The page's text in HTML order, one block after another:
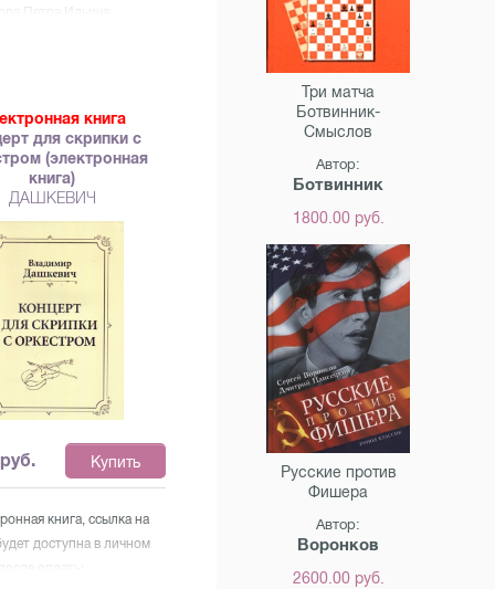
Петра Ильича
советского
Академик АН СССР,
Сталинских премий,
артист СССР. Книга
богатым справочным
подробным
по жизни,
имен и названий. Под
А. Н. Римского-
Для широкого круга
книга
для скрипки с
(электронная
книга)
ДАШКЕВИЧ
руб. Купить
книга, ссылка на
доступна в личном
оплаты.
Три матча
Ботвинник-
Смыслов
Автор:
Ботвинник
1800.00 руб.
Русские против
Фишера
Автор:
Воронков
2600.00 руб.